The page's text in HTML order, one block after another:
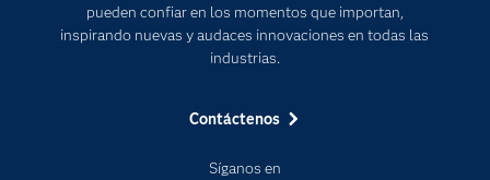
pueden confiar en los momentos que importan,
inspirando nuevas y audaces innovaciones en todas las
industrias.
Contáctenos
Síganos en
Estudiantes
Eventos
Industrias